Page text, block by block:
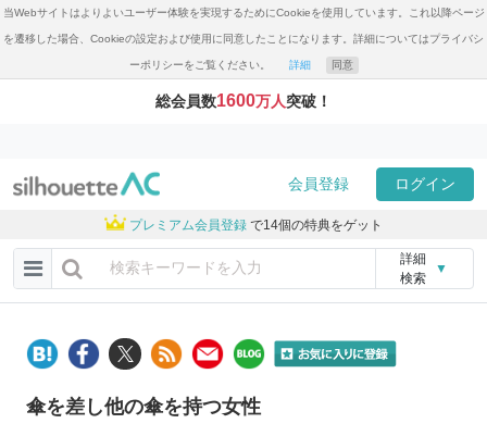
当Webサイトはよりよいユーザー体験を実現するためにCookieを使用しています。これ以降ページ
を遷移した場合、Cookieの設定および使用に同意したことになります。詳細についてはプライバシ
ーポリシーをご覧ください。 詳細 同意
総会員数1600万人突破！
会員登録 ログイン
プレミアム会員登録 で14個の特典をゲット
詳細
検索
▼
傘を差し他の傘を持つ女性